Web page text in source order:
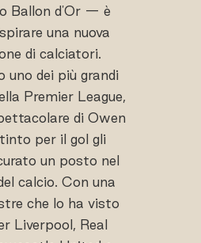
Ballon d'Or — è
una nuova
di calciatori.
uno dei più grandi
Premier League,
di Owen
per il gol gli
un posto nel
calcio. Con una
che lo ha visto
Liverpool, Real